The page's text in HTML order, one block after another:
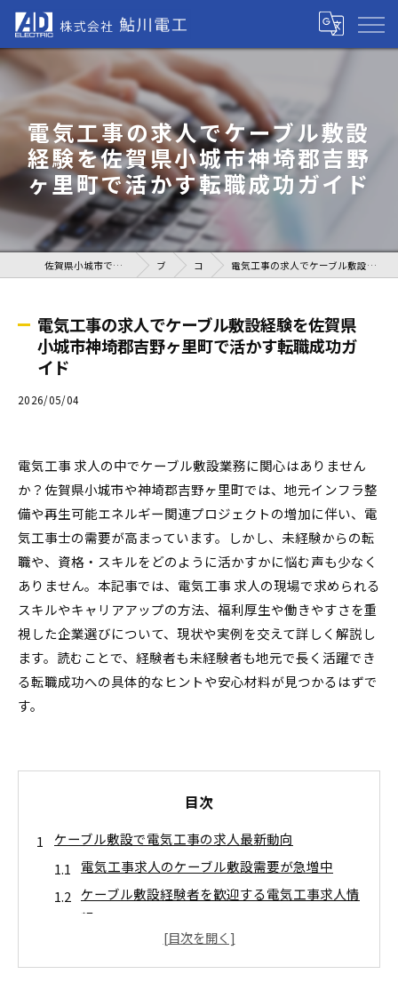
電気工事の求人でケーブル敷設
経験を佐賀県小城市神埼郡吉野
ヶ里町で活かす転職成功ガイド
佐賀県小城市で電気工事の求人なら株式会社鮎川電工 ブログ コラム 電気工事の求人でケーブル敷設経験を佐賀県小城市神埼郡吉野ヶ里町で活かす転職成功ガイド
電気工事の求人でケーブル敷設経験を佐賀県
小城市神埼郡吉野ヶ里町で活かす転職成功ガ
イド
2026/05/04
電気工事 求人の中でケーブル敷設業務に関心はありません
か？佐賀県小城市や神埼郡吉野ヶ里町では、地元インフラ整
備や再生可能エネルギー関連プロジェクトの増加に伴い、電
気工事士の需要が高まっています。しかし、未経験からの転
職や、資格・スキルをどのように活かすかに悩む声も少なく
ありません。本記事では、電気工事 求人の現場で求められる
スキルやキャリアアップの方法、福利厚生や働きやすさを重
視した企業選びについて、現状や実例を交えて詳しく解説し
ます。読むことで、経験者も未経験者も地元で長く活躍でき
る転職成功への具体的なヒントや安心材料が見つかるはずで
す。
目次
ケーブル敷設で電気工事の求人最新動向
電気工事求人のケーブル敷設需要が急増中
ケーブル敷設経験者を歓迎する電気工事求人情
報
地元で注目される電気工事求人の特徴を解説
電気工事求人でケーブル敷設が重視される理由